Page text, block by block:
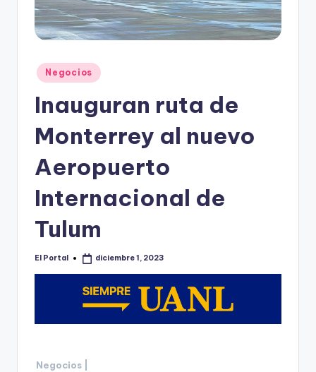
rr
Publicado
en
Negocios
Inauguran ruta de
Monterrey al nuevo
Aeropuerto
Internacional de
Tulum
Publicado
El Portal diciembre 1, 2023
Negocios |